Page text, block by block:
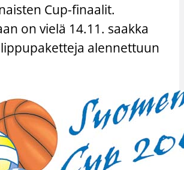
Cup-finaalit.
on vielä 14.11. saakka
alennettuun